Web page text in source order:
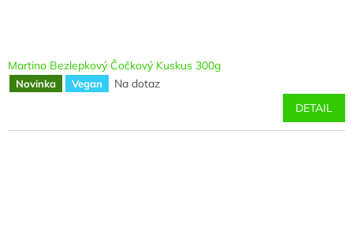
Martino Bezlepkový Čočkový Kuskus 300g
Novinka Vegan
Na dotaz
DETAIL